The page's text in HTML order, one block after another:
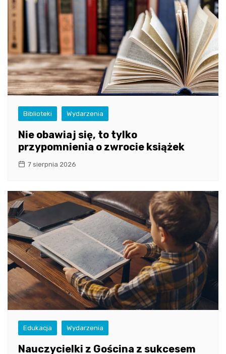
Biblioteki Wydarzenia
Nie obawiaj się, to tylko
przypomnienia o zwrocie książek
7 sierpnia 2026
Edukacja Wydarzenia
Nauczycielki z Gościna z sukcesem